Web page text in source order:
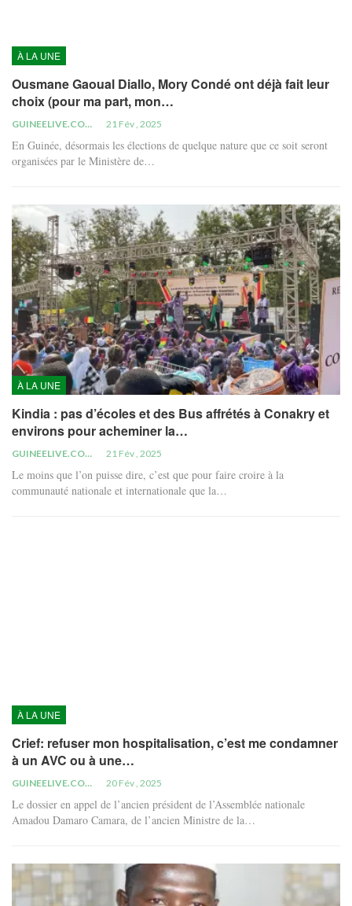
À LA UNE
Ousmane Gaoual Diallo, Mory Condé ont déjà fait leur
choix (pour ma part, mon…
GUINEELIVE.COM 21 Fév , 2025
En Guinée, désormais les élections de quelque nature que ce soit seront
organisées par le Ministère de…
À LA UNE
Kindia : pas d’écoles et des Bus affrétés à Conakry et
environs pour acheminer la…
GUINEELIVE.COM 21 Fév , 2025
Le moins que l’on puisse dire, c’est que pour faire croire à la
communauté nationale et internationale que la…
À LA UNE
Crief: refuser mon hospitalisation, c’est me condamner
à un AVC ou à une…
GUINEELIVE.COM 20 Fév , 2025
Le dossier en appel de l’ancien président de l’Assemblée nationale
Amadou Damaro Camara, de l’ancien Ministre de la…